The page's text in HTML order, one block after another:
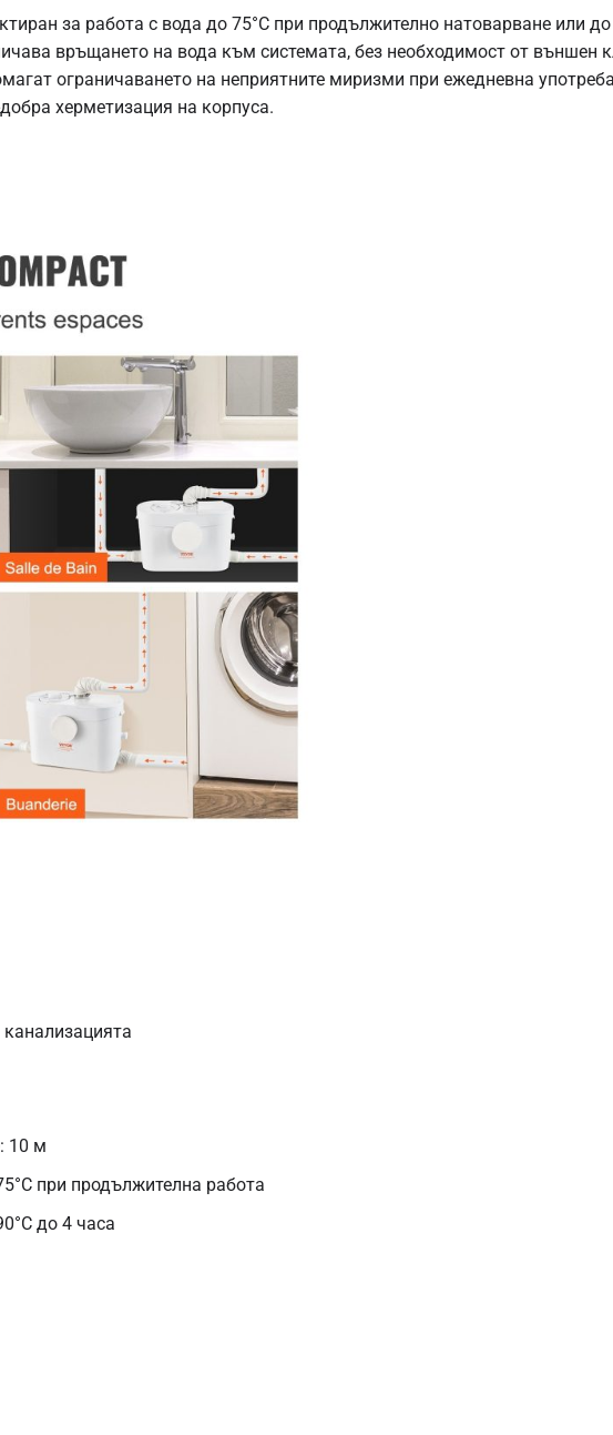
за работа с вода до 75°C при продължително натоварване или
връщането на вода към системата, без необходимост от външен
ограничаването на неприятните миризми при ежедневна
херметизация на корпуса.
10 м
при продължителна работа
до 4 часа